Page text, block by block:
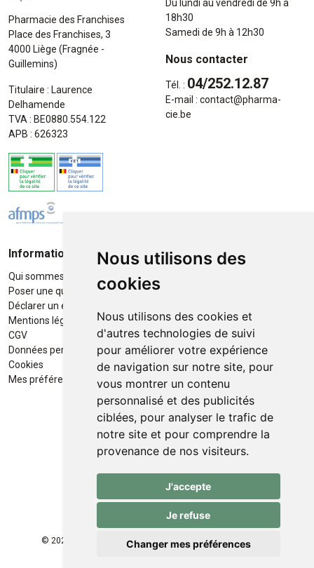
Nous utilisons des
cookies
Nous utilisons des cookies et
d'autres technologies de suivi
pour améliorer votre expérience
de navigation sur notre site, pour
vous montrer un contenu
personnalisé et des publicités
ciblées, pour analyser le trafic de
notre site et pour comprendre la
provenance de nos visiteurs.
J'accepte
Je refuse
Changer mes préférences
Pharmacie des Franchises
Place des Franchises, 3
4000 Liège (Fragnée -
Guillemins)
Titulaire : Laurence
Delhamende
TVA : BE0880.554.122
APB : 626323
Du lundi au vendredi de 9h à
18h30
Samedi de 9h à 12h30
Nous contacter
Tél. : 04/252.12.87
E-mail : contact@pharma-
cie.be
Informations
Qui sommes-nous ?
Poser une question
Déclarer un effet indésirable
Mentions légales
CGV
Données personnelles
Cookies
Mes préférences Cookies
Moyens de paiement
Retrait / Livraison
Retrait à la pharmacie en Click
Livraison cyclo-urbaines à Liège
avec :
Service professionnel et
écologique de livraisons rapides
et fiables.
© 2026 Pharmacie des Franchises
Tous droits réservés